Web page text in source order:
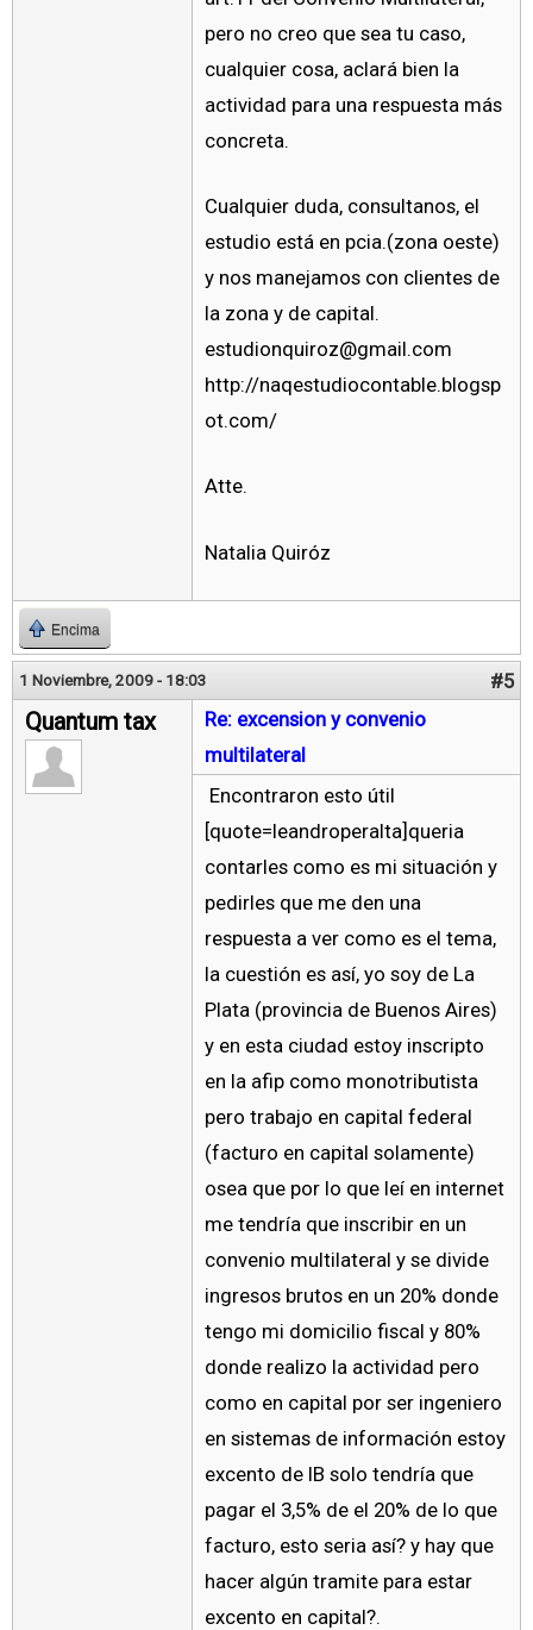
pero no creo que sea tu caso,
cualquier cosa, aclará bien la
actividad para una respuesta más
concreta.
Cualquier duda, consultanos, el
estudio está en pcia.(zona oeste)
y nos manejamos con clientes de
la zona y de capital.
estudionquiroz@gmail.com
http://naqestudiocontable.blogsp
ot.com/
Atte.
Natalia Quiróz
Encima
1 Noviembre, 2009 - 18:03 #5
Quantum tax
Re: excension y convenio
multilateral
Encontraron esto útil
[quote=leandroperalta]queria
contarles como es mi situación y
pedirles que me den una
respuesta a ver como es el tema,
la cuestión es así, yo soy de La
Plata (provincia de Buenos Aires)
y en esta ciudad estoy inscripto
en la afip como monotributista
pero trabajo en capital federal
(facturo en capital solamente)
osea que por lo que leí en internet
me tendría que inscribir en un
convenio multilateral y se divide
ingresos brutos en un 20% donde
tengo mi domicilio fiscal y 80%
donde realizo la actividad pero
como en capital por ser ingeniero
en sistemas de información estoy
excento de IB solo tendría que
pagar el 3,5% de el 20% de lo que
facturo, esto seria así? y hay que
hacer algún tramite para estar
excento en capital?.